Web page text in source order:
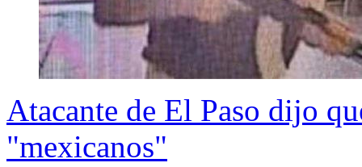
Atacante de El Paso dijo
"mexicanos"